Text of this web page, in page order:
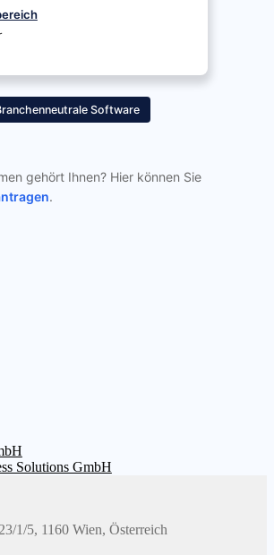
Software
gehört Ihnen? Hier können Sie
.
Solutions GmbH
1/5, 1160 Wien, Österreich